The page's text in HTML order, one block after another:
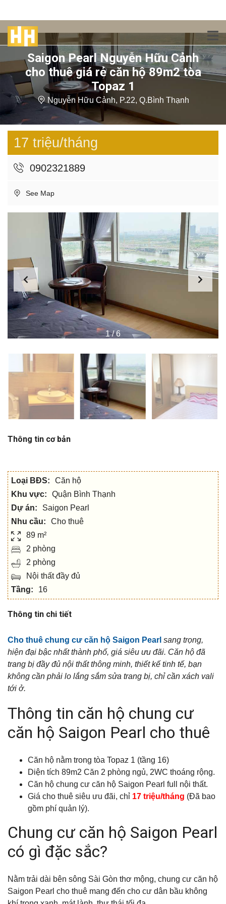
Saigon Pearl Nguyễn Hữu Cảnh
cho thuê giá rẻ căn hộ 89m2 tòa
Topaz 1
Nguyễn Hữu Cảnh, P.22, Q.Bình Thạnh
17 triệu/tháng
0902321889
See Map
1/6
Thông tin cơ bản
Loại BĐS:
Căn hộ
Khu vực:
Quận Bình Thạnh
Dự án:
Saigon Pearl
Nhu cầu:
Cho thuê
89 m²
2 phòng
2 phòng
Nội thất đầy đủ
Tầng:
16
Thông tin chi tiết
Cho thuê chung cư căn hộ Saigon Pearl sang trọng,
hiện đại bậc nhất thành phố, giá siêu ưu đãi. Căn hộ đã
trang bị đầy đủ nội thất thông minh, thiết kế tinh tế, bạn
không cần phải lo lắng sắm sửa trang bị, chỉ cần xách vali
tới ở.
Thông tin căn hộ chung cư
căn hộ Saigon Pearl cho thuê
Căn hộ nằm trong tòa Topaz 1 (tầng 16)
Diện tích 89m2 Căn 2 phòng ngủ, 2WC thoáng rộng.
Căn hộ chung cư căn hộ Saigon Pearl full nội thất.
Giá cho thuê siêu ưu đãi, chỉ 17 triệu/tháng (Đã bao
gồm phí quản lý).
Chung cư căn hộ Saigon Pearl
có gì đặc sắc?
Nằm trải dài bên sông Sài Gòn thơ mộng, chung cư căn hộ
Saigon Pearl cho thuê mang đến cho cư dân bầu không